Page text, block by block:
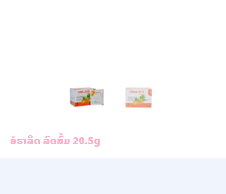
ອໍຣາລິດ ລົດສົ້ມ 20.5g